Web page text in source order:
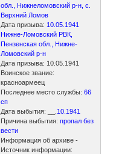
обл., Нижнеломовский р-н, с.
Верхний Ломов
Дата призыва: 10.05.1941
Нижне-Ломовский РВК,
Пензенская обл., Нижне-
Ломовский р-н
Дата призыва: 10.05.1941
Воинское звание:
красноармеец
Последнее место службы: 66
сп
Дата выбытия: __. 10.1941
Причина выбытия: пропал без
вести
Информация об архиве -
Источник информации: